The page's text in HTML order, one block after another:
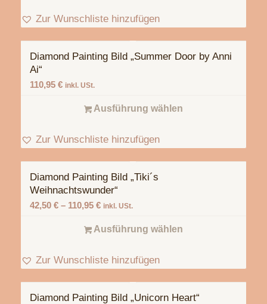
Zur Wunschliste hinzufügen
Diamond Painting Bild „Summer Door by Anni
Ai“
110,95 € inkl. USt.
Ausführung wählen
Zur Wunschliste hinzufügen
Diamond Painting Bild „Tiki´s
Weihnachtswunder“
42,50 €– 110,95 € inkl. USt.
Ausführung wählen
Zur Wunschliste hinzufügen
Diamond Painting Bild „Unicorn Heart“